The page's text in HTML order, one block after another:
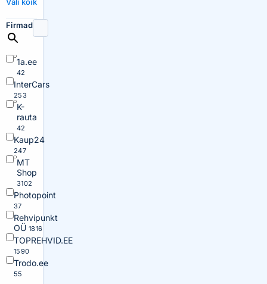
Firmad
1a.ee
42
InterCars
253
K-
rauta
42
Kaup24
247
MT
Shop
3102
Photopoint
37
Rehvipunkt
OÜ 1816
TOPREHVID.EE
1590
Trodo.ee
55